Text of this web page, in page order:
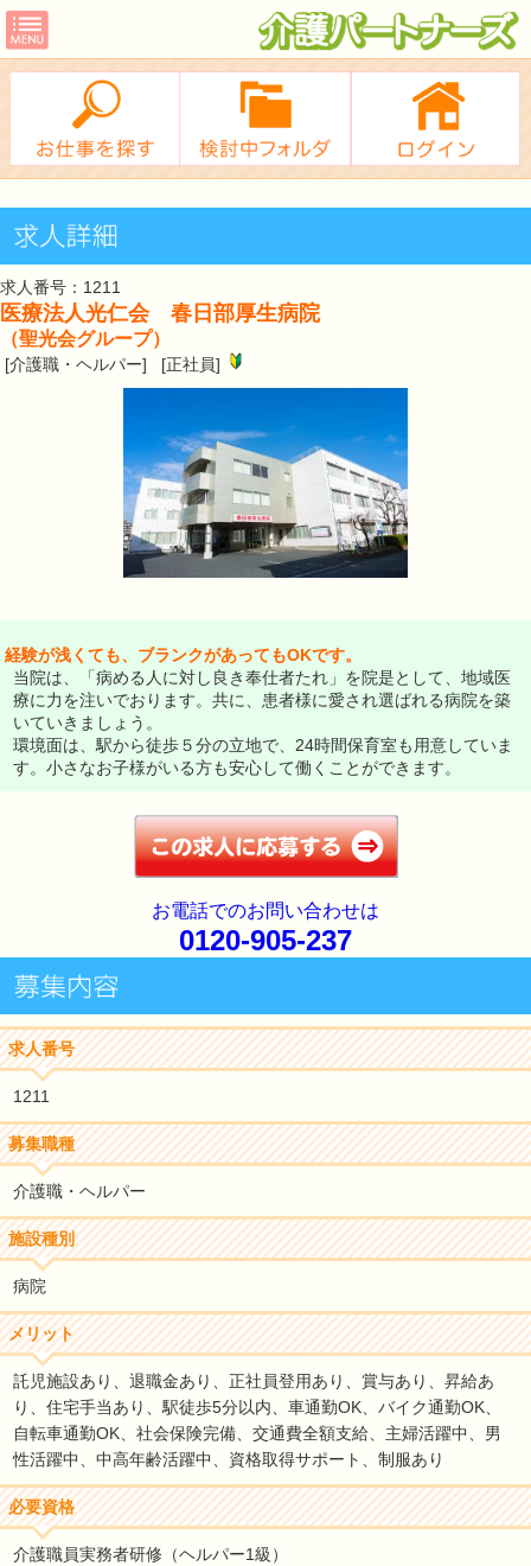
求人番号：1211
医療法人光仁会 春日部厚生病院
（聖光会グループ）
[介護職・ヘルパー] [正社員]
経験が浅くても、ブランクがあってもOKです。
当院は、「病める人に対し良き奉仕者たれ」を院是として、地域医
療に力を注いでおります。共に、患者様に愛され選ばれる病院を築
いていきましょう。
環境面は、駅から徒歩５分の立地で、24時間保育室も用意していま
す。小さなお子様がいる方も安心して働くことができます。
お電話でのお問い合わせは
0120-905-237
求人番号
1211
募集職種
介護職・ヘルパー
施設種別
病院
メリット
託児施設あり、退職金あり、正社員登用あり、賞与あり、昇給あ
り、住宅手当あり、駅徒歩5分以内、車通勤OK、バイク通勤OK、
自転車通勤OK、社会保険完備、交通費全額支給、主婦活躍中、男
性活躍中、中高年齢活躍中、資格取得サポート、制服あり
必要資格
介護職員実務者研修（ヘルパー1級）